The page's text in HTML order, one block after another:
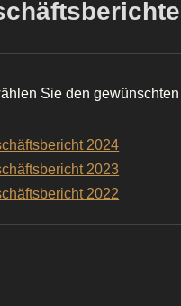
Sie den
2024
2023
2022